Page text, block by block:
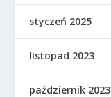
styczeń 2025
listopad 2023
październik 2023